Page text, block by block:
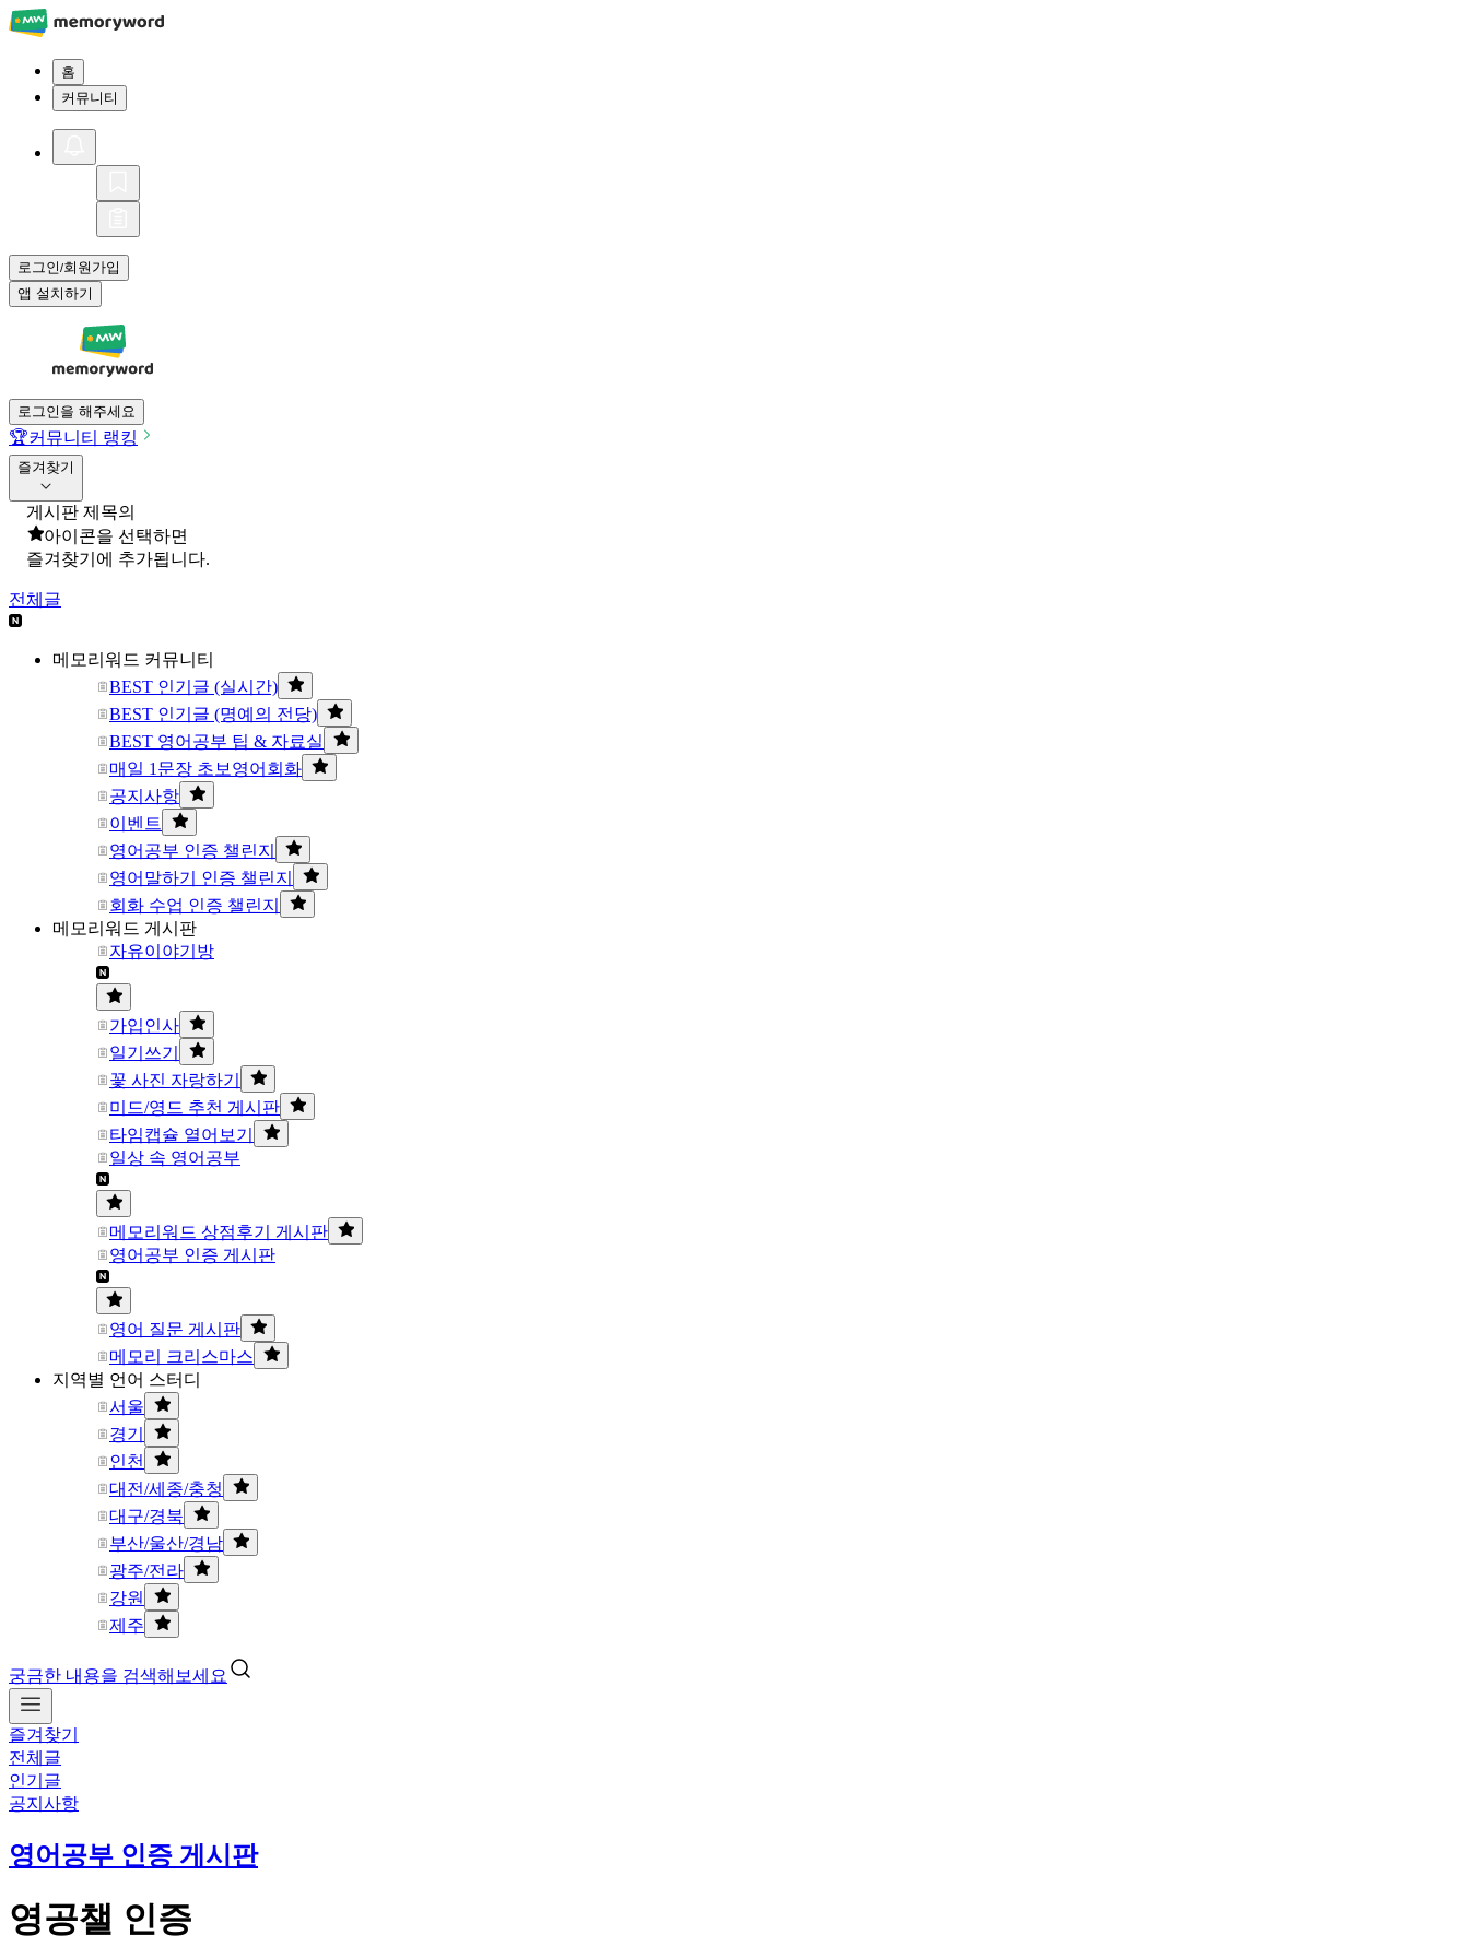
홈
커뮤니티
로그인/회원가입
앱 설치하기
로그인을 해주세요
🏆커뮤니티 랭킹
즐겨찾기
게시판 제목의
아이콘을 선택하면
즐겨찾기에 추가됩니다.
전체글
메모리워드 커뮤니티
BEST 인기글 (실시간)
BEST 인기글 (명예의 전당)
BEST 영어공부 팁 & 자료실
매일 1문장 초보영어회화
공지사항
이벤트
영어공부 인증 챌린지
영어말하기 인증 챌린지
회화 수업 인증 챌린지
메모리워드 게시판
자유이야기방
가입인사
일기쓰기
꽃 사진 자랑하기
미드/영드 추천 게시판
타임캡슐 열어보기
일상 속 영어공부
메모리워드 상점후기 게시판
영어공부 인증 게시판
영어 질문 게시판
메모리 크리스마스
지역별 언어 스터디
서울
경기
인천
대전/세종/충청
대구/경북
부산/울산/경남
광주/전라
강원
제주
궁금한 내용을 검색해보세요
즐겨찾기
전체글
인기글
공지사항
영어공부 인증 게시판
영공챌 인증